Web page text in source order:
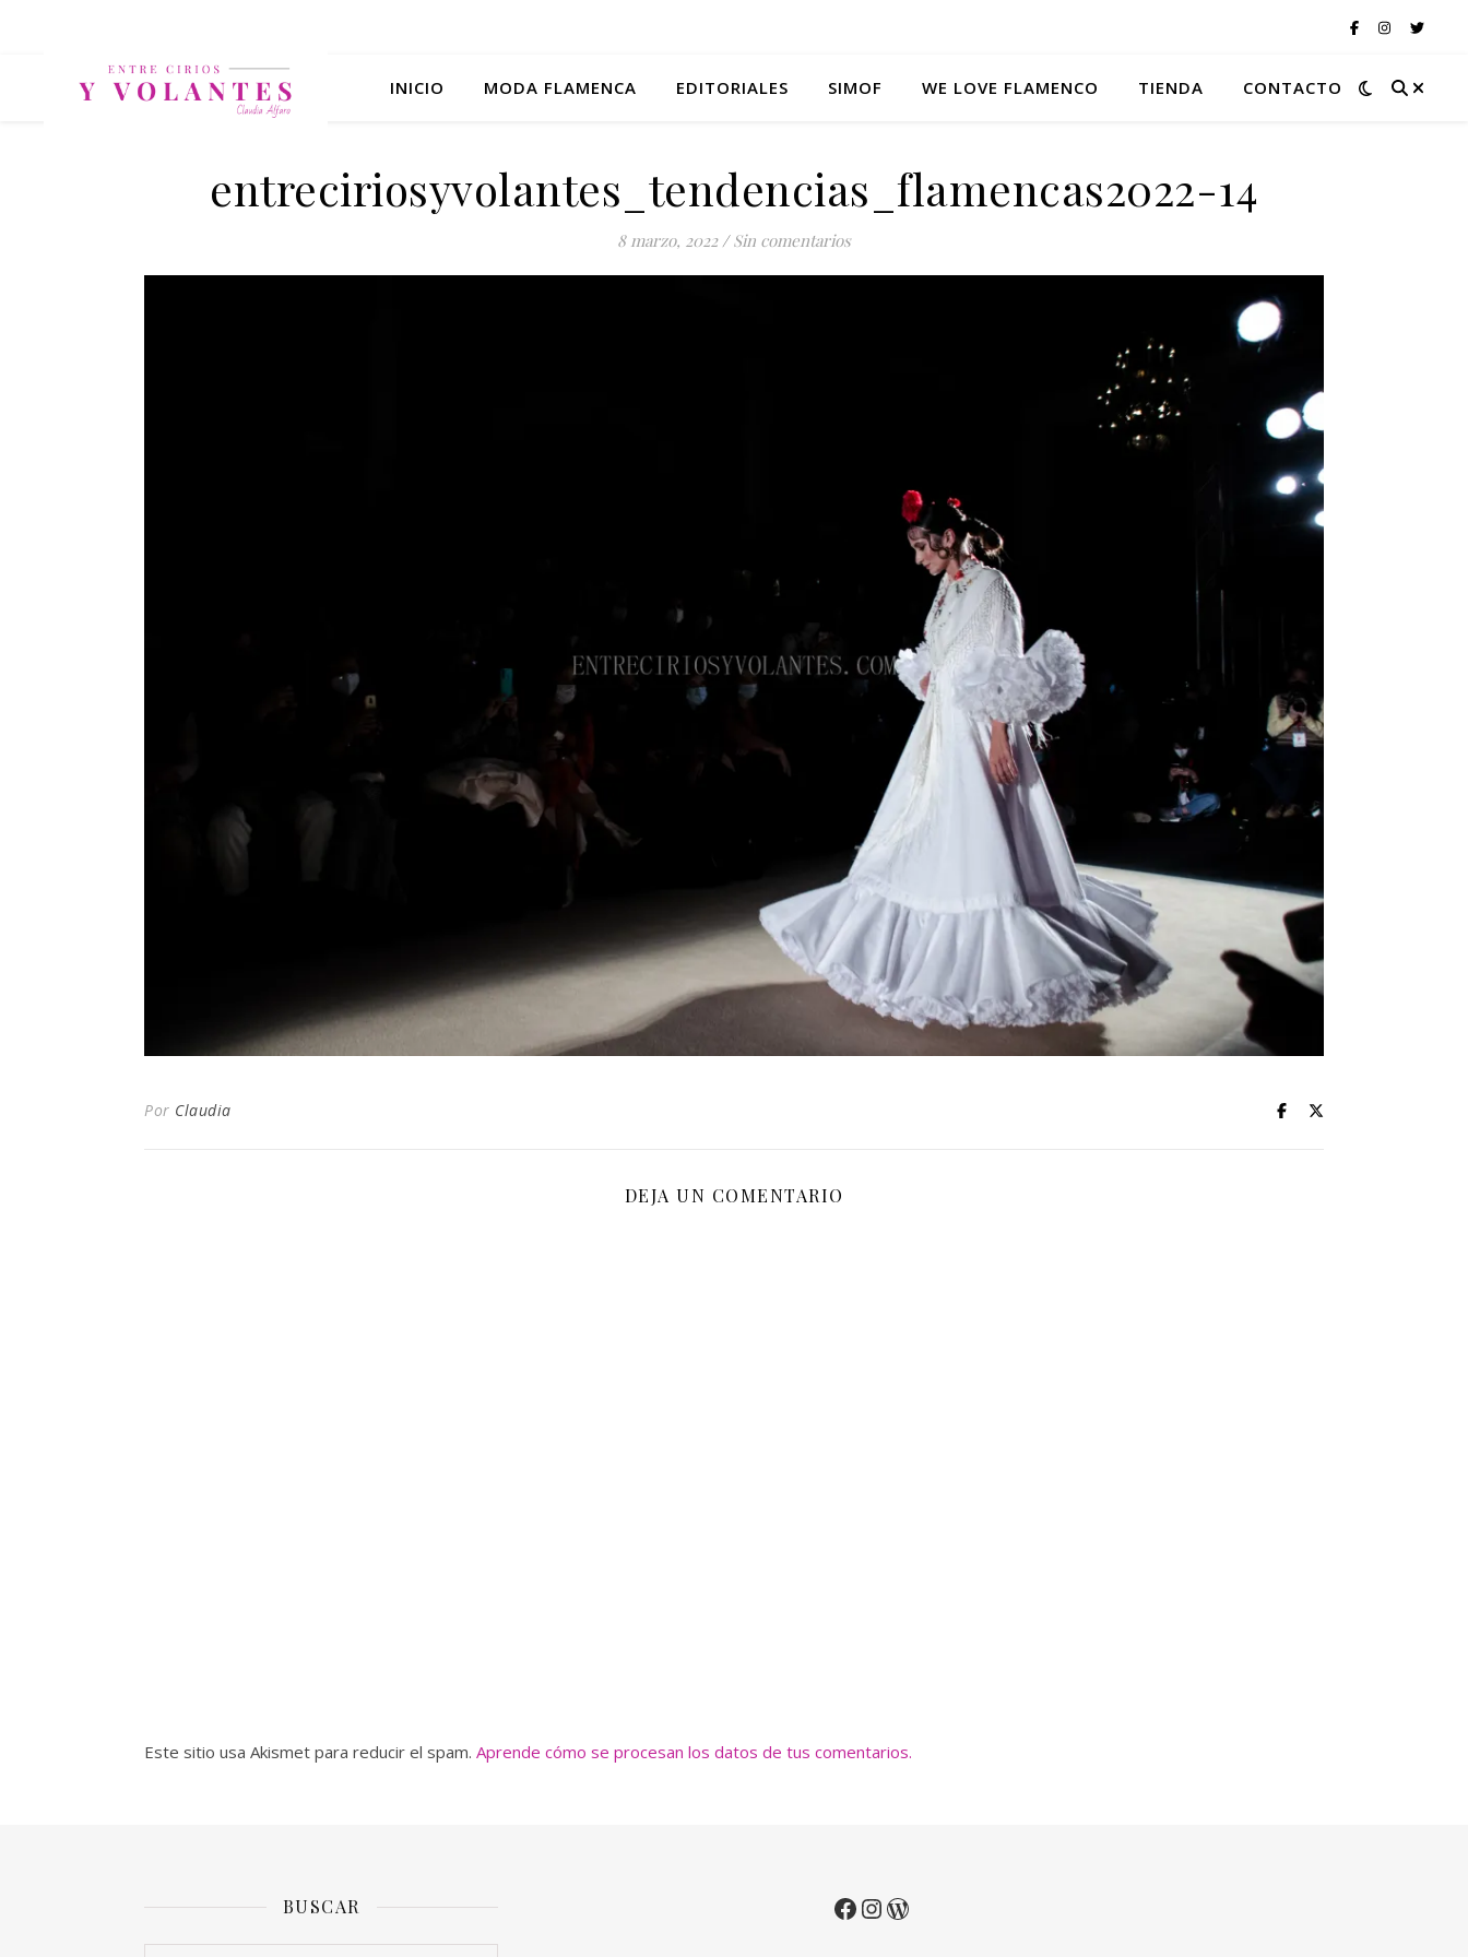
INICIO MODA FLAMENCA EDITORIALES SIMOF WE LOVE FLAMENCO TIENDA CONTACTO
entreciriosyvolantes_tendencias_flamencas2022-14
8 marzo, 2022 / Sin comentarios
Por Claudia
DEJA UN COMENTARIO
Este sitio usa Akismet para reducir el spam. Aprende cómo se procesan los datos de tus comentarios.
BUSCAR